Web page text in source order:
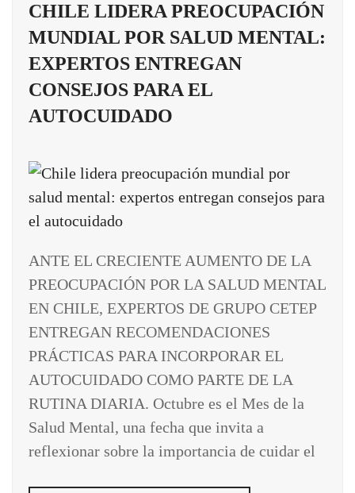
CHILE LIDERA PREOCUPACIÓN
MUNDIAL POR SALUD MENTAL:
EXPERTOS ENTREGAN
CONSEJOS PARA EL
AUTOCUIDADO
ANTE EL CRECIENTE AUMENTO DE LA
PREOCUPACIÓN POR LA SALUD MENTAL
EN CHILE, EXPERTOS DE GRUPO CETEP
ENTREGAN RECOMENDACIONES
PRÁCTICAS PARA INCORPORAR EL
AUTOCUIDADO COMO PARTE DE LA
RUTINA DIARIA. Octubre es el Mes de la
Salud Mental, una fecha que invita a
reflexionar sobre la importancia de cuidar el